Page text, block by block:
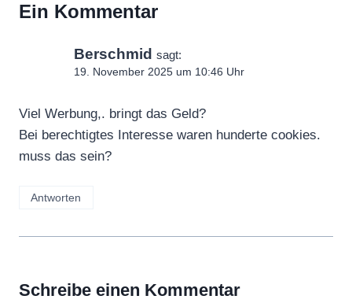
Ein Kommentar
Berschmid sagt:
19. November 2025 um 10:46 Uhr
Viel Werbung,. bringt das Geld?
Bei berechtigtes Interesse waren hunderte cookies.
muss das sein?
Antworten
Schreibe einen Kommentar